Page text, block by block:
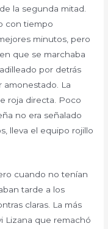
la segunda mitad.
con tiempo
minutos, pero
que se marchaba
por detrás
amonestado. La
roja directa. Poco
no era señalado
lleva el equipo rojillo
cuando no tenían
tarde a los
claras. La más
Lizana que remachó